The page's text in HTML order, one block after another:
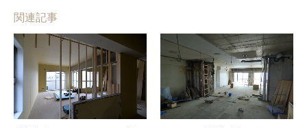
関連記事